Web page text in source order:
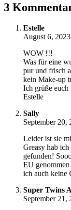
3
Estelle
August 6, 2023
WOW !!!
Was für eine
pur und frisch
kein Make-up
Ich grüße euch
Estelle
Sally
September 20,
Leider ist sie
Greasy hab
gefunden!
EU
ich auch keine
Super Twins
September 21,